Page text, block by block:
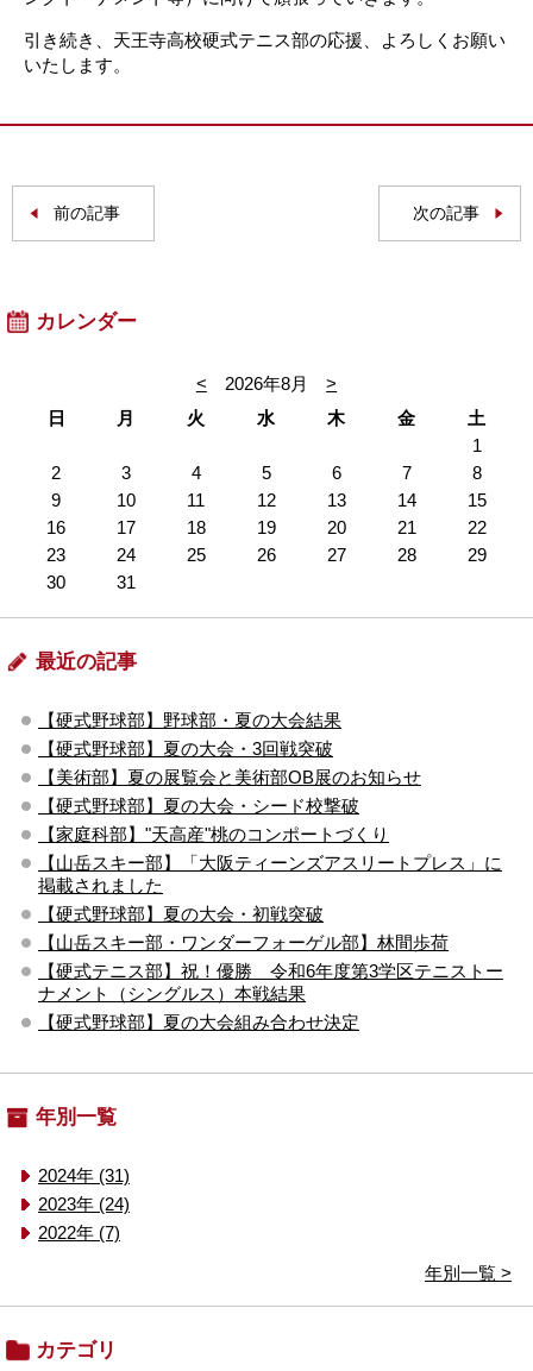
引き続き、天王寺高校硬式テニス部の応援、よろしくお願い
いたします。
前の記事 次の記事
カレンダー
< 2026年8月
>
日
月 火 水 木 金
土
1
2
3 4 5 6 7
8
9
10 11 12 13 14
15
16
17 18 19 20 21
22
23
24 25 26 27 28
29
30
31
最近の記事
【硬式野球部】野球部・夏の大会結果
【硬式野球部】夏の大会・3回戦突破
【美術部】夏の展覧会と美術部OB展のお知らせ
【硬式野球部】夏の大会・シード校撃破
【家庭科部】"天高産"桃のコンポートづくり
【山岳スキー部】「大阪ティーンズアスリートプレス」に
掲載されました
【硬式野球部】夏の大会・初戦突破
【山岳スキー部・ワンダーフォーゲル部】林間歩荷
【硬式テニス部】祝！優勝 令和6年度第3学区テニストー
ナメント（シングルス）本戦結果
【硬式野球部】夏の大会組み合わせ決定
年別一覧
2024年 (31)
2023年 (24)
2022年 (7)
年別一覧 >
カテゴリ